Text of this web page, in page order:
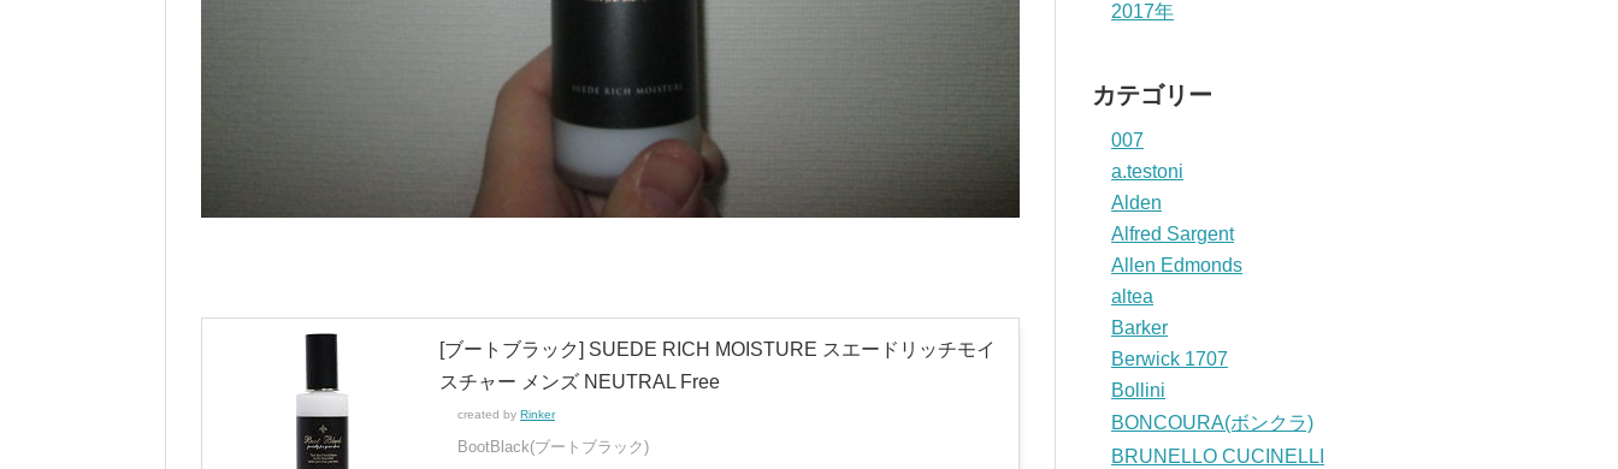
[ブートブラック] SUEDE RICH MOISTURE スエードリッチモイ
スチャー メンズ NEUTRAL Free
created by Rinker
BootBlack(ブートブラック)
2017年
カテゴリー
007
a.testoni
Alden
Alfred Sargent
Allen Edmonds
altea
Barker
Berwick 1707
Bollini
BONCOURA(ボンクラ)
BRUNELLO CUCINELLI